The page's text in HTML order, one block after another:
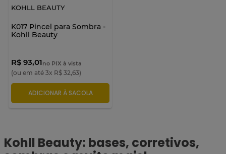
KOHLL BEAUTY
K017 Pincel para Sombra -
Kohll Beauty
R$ 93,01no PIX à vista
(ou em até 3x R$ 32,63)
ADICIONAR À SACOLA
Kohll Beauty: bases, corretivos,